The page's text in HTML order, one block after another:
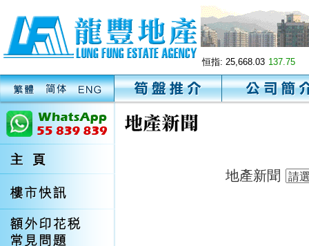
恒指: 25,668.03 137.75
地產新聞